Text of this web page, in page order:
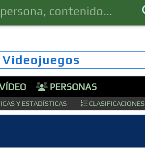
PERSONAS
Y ESTADÍSTICAS CLASIFICACIONES